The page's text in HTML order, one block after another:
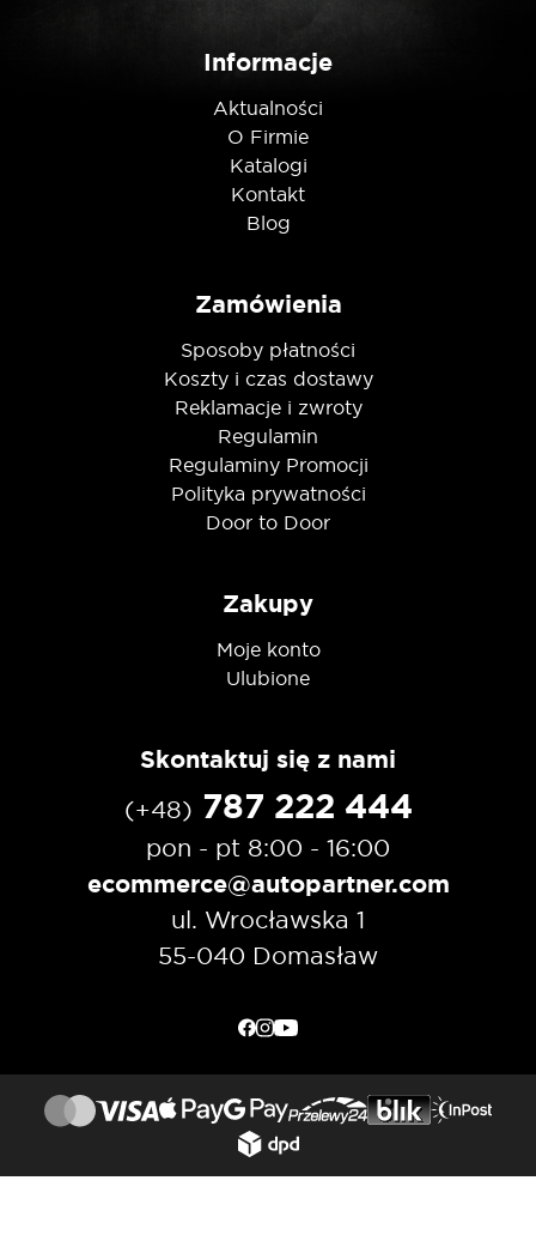
Informacje
Aktualności
O Firmie
Katalogi
Kontakt
Blog
Zamówienia
Sposoby płatności
Koszty i czas dostawy
Reklamacje i zwroty
Regulamin
Regulaminy Promocji
Polityka prywatności
Door to Door
Zakupy
Moje konto
Ulubione
Skontaktuj się z nami
(+48) 787 222 444
pon - pt 8:00 - 16:00
ecommerce@autopartner.com
ul. Wrocławska 1
55-040 Domasław